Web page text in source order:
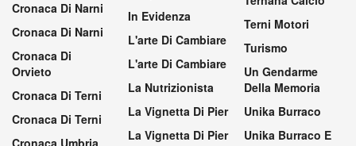
Cronaca Di Narni
Cronaca Di Narni
Cronaca Di
Orvieto
Cronaca Di Terni
Cronaca Di Terni
Cronaca Umbria
In Evidenza
L'arte Di Cambiare
L'arte Di Cambiare
La Nutrizionista
La Vignetta Di Pier
La Vignetta Di Pier
Terni Motori
Turismo
Un Gendarme
Della Memoria
Unika Burraco
Unika Burraco E